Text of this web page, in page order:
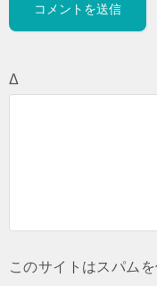
Δ
このサイトはスパム